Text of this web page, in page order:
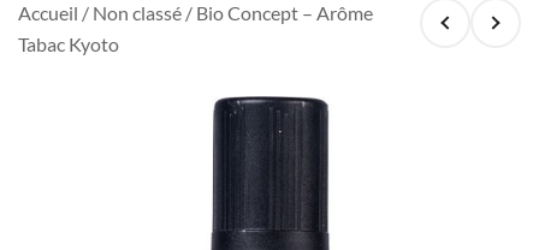
Accueil / Non classé / Bio Concept – Arôme
Tabac Kyoto